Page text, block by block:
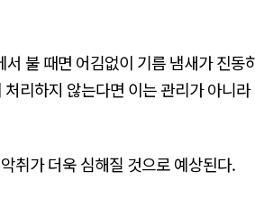
불 때면 어김없이 기름 냄새가 진동
리하지 않는다면 이는 관리가 아니
취가 더욱 심해질 것으로 예상된다.